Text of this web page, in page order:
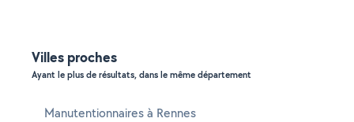
Villes proches
Ayant le plus de résultats, dans le même département
Manutentionnaires à Rennes